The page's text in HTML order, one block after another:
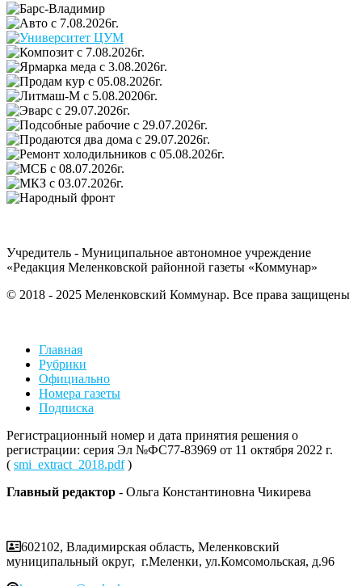
Учредитель - Муниципальное автономное учреждение
«Редакция Меленковской районной газеты «Коммунар»
© 2018 - 2025 Меленковский Коммунар. Все права защищены
Главная
Рубрики
Официально
Номера газеты
Подписка
Регистрационный номер и дата принятия решения о
регистрации: серия Эл №ФС77-83969 от 11 октября 2022 г.
( smi_extract_2018.pdf)
Главный редактор - Ольга Константиновна Чикирева
602102, Владимирская область, Меленковский
муниципальный округ, г.Меленки, ул.Комсомольская, д.96